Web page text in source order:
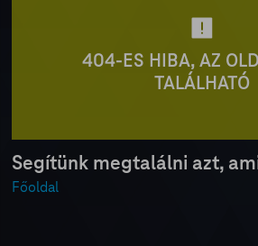
404-ES HIBA, AZ
TALÁLHATÓ
Segítünk megtalálni azt,
Főoldal